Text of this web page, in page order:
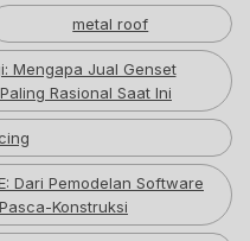
metal roof
Mengapa Jual Genset
Rasional Saat Ini
Dari Pemodelan Software
Konstruksi